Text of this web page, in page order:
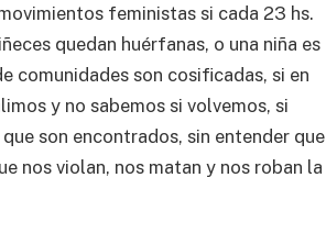
feministas si cada 23 hs.
quedan huérfanas, o una niña es
comunidades son cosificadas, si en
y no sabemos si volvemos, si
son encontrados, sin entender que
nos violan, nos matan y nos roban la